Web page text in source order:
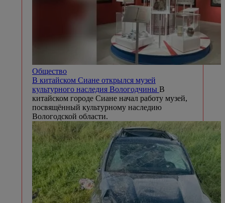
Общество
В китайском Сиане открылся музей
культурного наследия Вологодчины В
китайском городе Сиане начал работу музей,
посвящённый культурному наследию
Вологодской области.